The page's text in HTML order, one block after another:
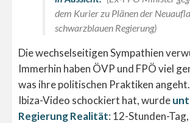
dem Kurier zu Plänen der
schwarzblauen Regierung)
Die wechselseitigen Sympathien
Immerhin haben ÖVP und FPÖ viel
was ihre politischen Praktiken
Ibiza-Video schockiert hat, wurde
Regierung Realität: 12-Stunden-